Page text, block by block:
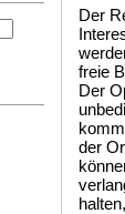
Der
freie
Der
der